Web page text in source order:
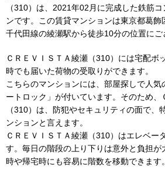
（310）は、2021年02月に完成した鉄筋
ンです。この賃貸マンションは東京都葛飾
千代田線の綾瀬駅から徒歩10分の位置にご
ＣＲＥＶＩＳＴＡ綾瀬（310）には宅配ボ
時でも届いた荷物の受取りができます。
こちらのマンションには、部屋探しで人
ートロック」が付いています。そのため
（310）は、防犯やセキュリティの面で、
ンションと言えます。
ＣＲＥＶＩＳＴＡ綾瀬（310）はエレベー
す。毎日の階段の上り下りは意外と負担が
時や帰宅時にも容易に階数を移動できます。